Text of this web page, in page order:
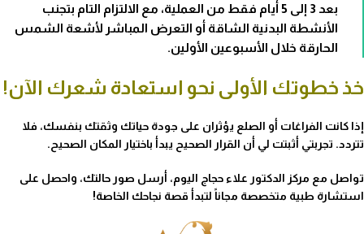
بعد 3 إلى 5 أيام فقط من العملية، مع الالتزام التام بتجنب
الأنشطة البدنية الشاقة أو التعرض المباشر لأشعة الشمس
الحارقة خلال الأسبوعين الأولين.
خذ خطوتك الأولى نحو استعادة شعرك الآن!
إذا كانت الفراغات أو الصلع يؤثران على جودة حياتك وثقتك بنفسك، فلا
تتردد. تجربتي أثبتت لي أن القرار الصحيح يبدأ باختيار المكان الصحيح.
تواصل مع مركز الدكتور علاء حجاج اليوم، أرسل صور حالتك، واحصل على
استشارة طبية متخصصة مجاناً لتبدأ قصة نجاحك الخاصة!